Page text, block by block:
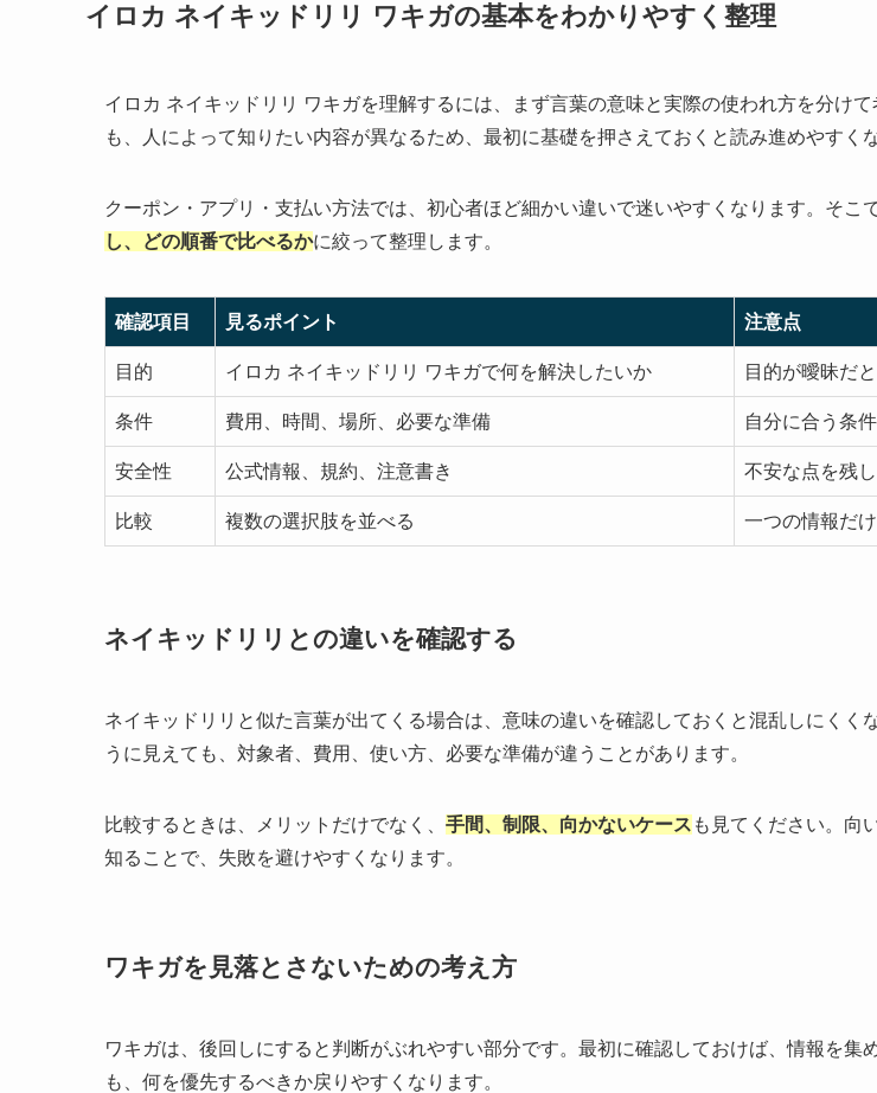
イロカ ネイキッドリリ ワキガの基本をわかりやすく整理
イロカ ネイキッドリリ ワキガを理解するには、まず言葉の意味と実際の使われ方を分け
も、人によって知りたい内容が異なるため、最初に基礎を押さえておくと読み進めやすく
クーポン・アプリ・支払い方法では、初心者ほど細かい違いで迷いやすくなります。そこ
し、どの順番で比べるかに絞って整理します。
確認項目 見るポイント 注意点
目的 イロカ ネイキッドリリ ワキガで何を解決したいか 目的が曖昧だ
条件 費用、時間、場所、必要な準備 自分に合う条
安全性 公式情報、規約、注意書き 不安な点を残
比較 複数の選択肢を並べる 一つの情報だ
ネイキッドリリとの違いを確認する
ネイキッドリリと似た言葉が出てくる場合は、意味の違いを確認しておくと混乱しにくく
うに見えても、対象者、費用、使い方、必要な準備が違うことがあります。
比較するときは、メリットだけでなく、 手間、制限、向かないケース も見てください。向
知ることで、失敗を避けやすくなります。
ワキガを見落とさないための考え方
ワキガは、後回しにすると判断がぶれやすい部分です。最初に確認しておけば、情報を集
も、何を優先するべきか戻りやすくなります。